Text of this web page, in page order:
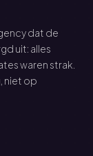
dat de
uit: alles
waren strak.